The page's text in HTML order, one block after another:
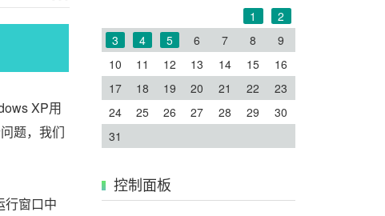
XP用
题，我们
窗口中
1
2
3
4 5 6 7 8
9
10
11 12 13 14 15
16
17
18 19 20 21 22
23
24
25 26 27 28 29
30
31
控制面板